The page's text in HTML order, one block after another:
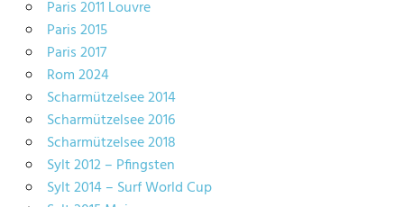
Paris 2011 Louvre
Paris 2015
Paris 2017
Rom 2024
Scharmützelsee 2014
Scharmützelsee 2016
Scharmützelsee 2018
Sylt 2012 – Pfingsten
Sylt 2014 – Surf World Cup